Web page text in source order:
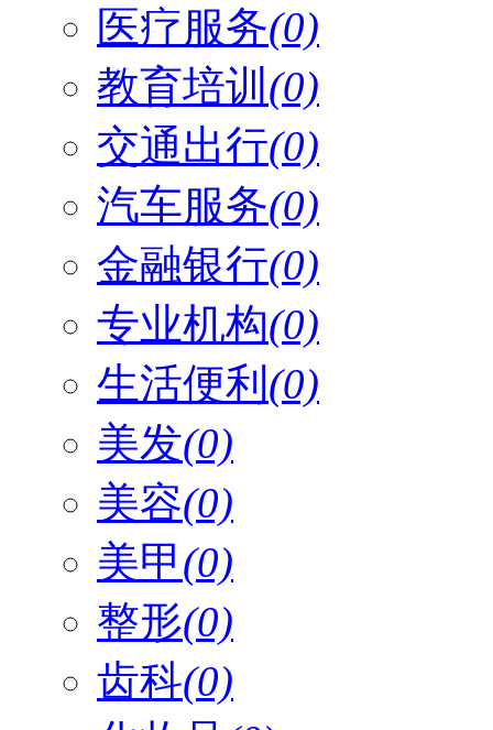
医疗服务(0)
教育培训 (0)
交通出行(0)
汽车服务(0)
金融银行(0)
专业机构(0)
生活便利 (0)
美发(0)
美容(0)
美甲(0)
整形(0)
齿科(0)